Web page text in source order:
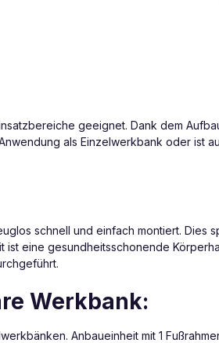
geeignet. Dank dem
als Einzelwerkbank oder ist
schnell und einfach montiert. Dies
eine gesundheitsschonende
Werkbank:
Anbaueinheit mit 1